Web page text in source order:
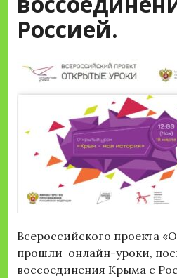
Россией.
Всероссийского проекта
прошли онлайн-уроки,
воссоединения Крыма с